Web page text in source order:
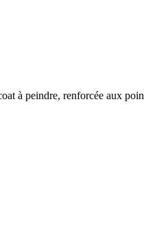
à peindre, renforcée aux